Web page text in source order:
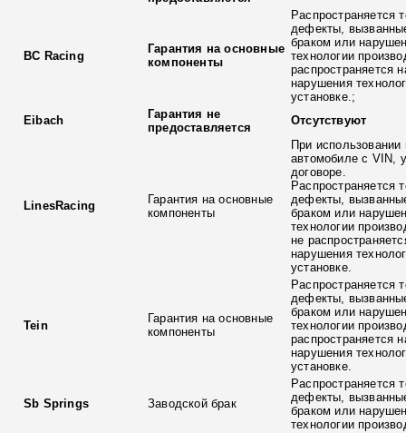
BC Racing
Гарантия на основные
компоненты
Распространяется
дефекты,
браком или
технологии
распространяется
нарушения
установке.;
Eibach
Гарантия не
предоставляется
Отсутствуют
LinesRacing
Гарантия на основные
компоненты
При использовании
автомобиле с VIN,
договоре.
Распространяется
дефекты,
браком или
технологии
не
нарушения
установке.
Tein
Гарантия на основные
компоненты
Распространяется
дефекты,
браком или
технологии
распространяется
нарушения
установке.
Sb Springs Заводской брак
Распространяется
дефекты,
браком или
технологии